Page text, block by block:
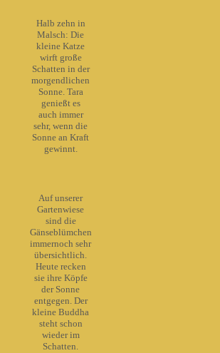
Halb zehn in
Malsch: Die
kleine Katze
wirft große
Schatten in der
morgendlichen
Sonne. Tara
genießt es
auch immer
sehr, wenn die
Sonne an Kraft
gewinnt.
Auf unserer
Gartenwiese
sind die
Gänseblümchen
immernoch sehr
übersichtlich.
Heute recken
sie ihre Köpfe
der Sonne
entgegen. Der
kleine Buddha
steht schon
wieder im
Schatten.